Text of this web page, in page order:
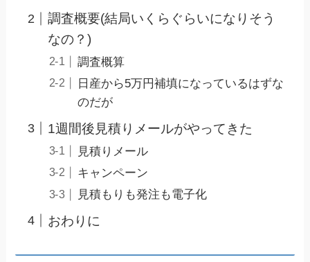
調査概要(結局いくらぐらいになりそう
なの？)
調査概算
日産から5万円補填になっているはずな
のだが
1週間後見積りメールがやってきた
見積りメール
キャンペーン
見積もりも発注も電子化
おわりに